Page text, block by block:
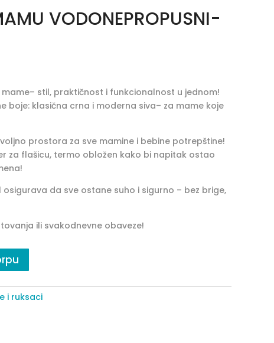
VODONEPROPUSNI-
stil, praktičnost i funkcionalnost u jednom!
boje: klasična crna i moderna siva– za mame koje
prostora za sve mamine i bebine potrepštine!
za flašicu, termo obložen kako bi napitak ostao
da sve ostane suho i sigurno – bez brige,
ili svakodnevne obaveze!
i ruksaci